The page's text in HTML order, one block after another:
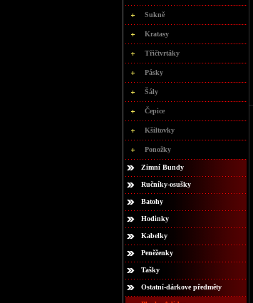
Sukně
Kratasy
Třičtvrtáky
Pásky
Šály
Čepice
Kšiltovky
Ponožky
Zimní Bundy
Ručníky-osušky
Batohy
Hodinky
Kabelky
Peněženky
Tašky
Ostatní-dárkove předměty